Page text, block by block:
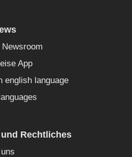
Newsroom
App
english language
Rechtliches